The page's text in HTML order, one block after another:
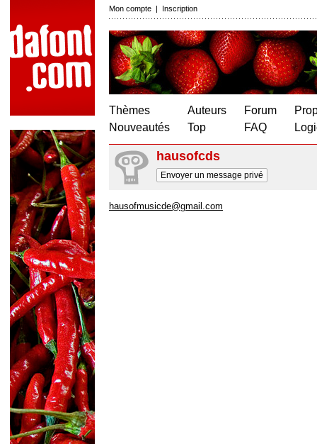
Mon compte | Inscription
Thèmes
Nouveautés
Auteurs
Top
Forum
FAQ
hausofcds
Envoyer un message privé
hausofmusicde@gmail.com